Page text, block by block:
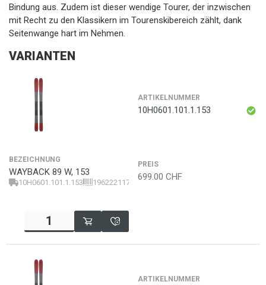
Bindung aus. Zudem ist dieser wendige Tourer, der inzwischen
mit Recht zu den Klassikern im Tourenskibereich zählt, dank
Seitenwange hart im Nehmen.
VARIANTEN
ARTIKELNUMMER
10H0601.101.1.153
BEZEICHNUNG
WAYBACK 89 W, 153
10H0601.101.1.153 196222117487
PREIS
699.00 CHF
ARTIKELNUMMER